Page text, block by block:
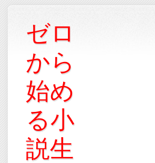
ゼロ
から
始め
る小
説生